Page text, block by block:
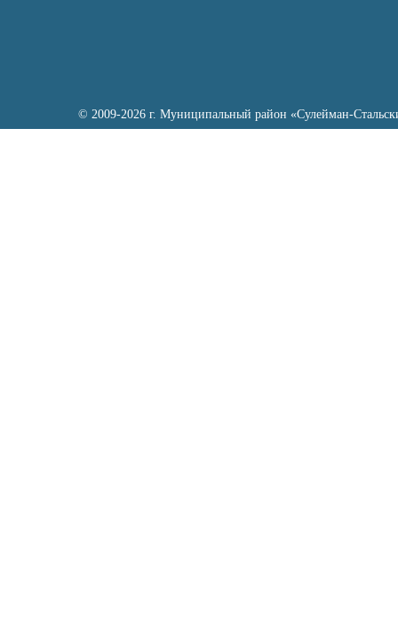
© 2009-2026 г. Муниципальный район «Сулейман-